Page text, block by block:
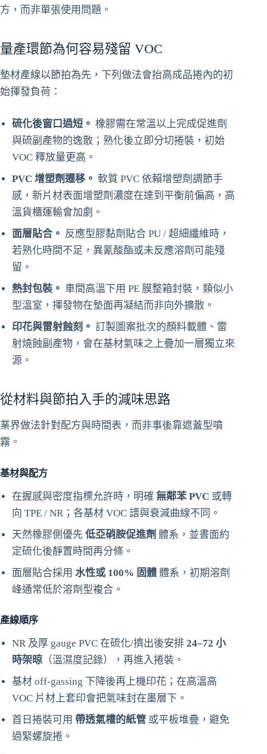
方，而非單張使用問題。
量產環節為何容易殘留 VOC
墊材產線以節拍為先，下列做法會抬高成品捲內的初
始揮發負荷：
硫化後窗口過短。 橡膠需在常溫以上完成促進劑
與硫副產物的逸散；熟化後立即分切捲裝，初始
VOC 釋放量更高。
PVC 增塑劑遷移。 軟質 PVC 依賴增塑劑調節手
感，新片材表面增塑劑濃度在達到平衡前偏高，高
溫貨櫃運輸會加劇。
面層貼合。 反應型膠黏劑貼合 PU / 超細纖維時，
若熟化時間不足，異氰酸酯或未反應溶劑可能殘
留。
熱封包裝。 車間高溫下用 PE 膜整箱封裝，類似小
型溫室，揮發物在墊面再凝結而非向外擴散。
印花與雷射蝕刻。 訂製圖案批次的顏料載體、雷
射燒蝕副產物，會在基材氣味之上疊加一層獨立來
源。
從材料與節拍入手的減味思路
業界做法針對配方與時間表，而非事後靠遮蓋型噴
霧。
基材與配方
在握感與密度指標允許時，明確 無鄰苯 PVC 或轉
向 TPE / NR；各基材 VOC 譜與衰減曲線不同。
天然橡膠側優先 低亞硝胺促進劑 體系，並書面約
定硫化後靜置時間再分條。
面層貼合採用 水性或 100% 固體 體系，初期溶劑
峰通常低於溶劑型複合。
產線順序
NR 及厚 gauge PVC 在硫化/擠出後安排 24–72 小
時架晾 （溫濕度記錄），再進入捲裝。
基材 off-gassing 下降後再上機印花；在高溫高
VOC 片材上套印會把氣味封在墨層下。
首日捲裝可用 帶透氣槽的紙管 或平板堆疊，避免
過緊螺旋捲。